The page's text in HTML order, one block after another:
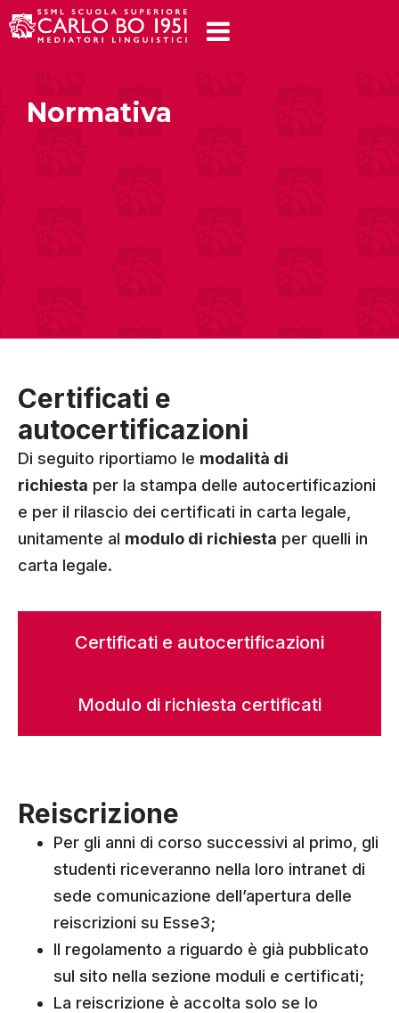
Normativa
Certificati e
autocertificazioni
Di seguito riportiamo le modalità di
richiesta per la stampa delle autocertificazioni
e per il rilascio dei certificati in carta legale,
unitamente al modulo di richiesta per quelli in
carta legale.
Certificati e autocertificazioni
Modulo di richiesta certificati
Reiscrizione
Per gli anni di corso successivi al primo, gli
studenti riceveranno nella loro intranet di
sede comunicazione dell’apertura delle
reiscrizioni su Esse3;
Il regolamento a riguardo è già pubblicato
sul sito nella sezione moduli e certificati;
La reiscrizione è accolta solo se lo